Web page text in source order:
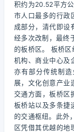
积约为20.52平方
市人口最多的行政
成部分，清代即设
经多次改制，最终
的板桥区。 板桥
机构、商业中心及
亦有部分传统制
展，文化创意产业
交通方面，板桥区
板桥站以及多条捷
的交通枢纽。此外
区凭借其优越的地